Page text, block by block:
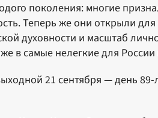
поколения: многие
Теперь же они открыли для
духовности и масштаб
в самые нелегкие для
21 сентября — день 89-